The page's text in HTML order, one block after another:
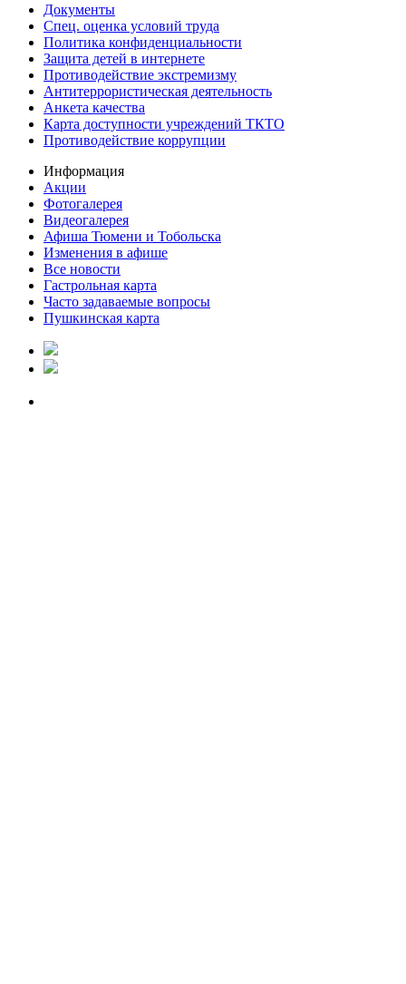
Документы
Спец. оценка условий труда
Политика конфиденциальности
Защита детей в интернете
Противодействие экстремизму
Антитеррористическая деятельность
Анкета качества
Карта доступности учреждений ТКТО
Противодействие коррупции
Информация
Акции
Фотогалерея
Видеогалерея
Афиша Тюмени и Тобольска
Изменения в афише
Все новости
Гастрольная карта
Часто задаваемые вопросы
Пушкинская карта